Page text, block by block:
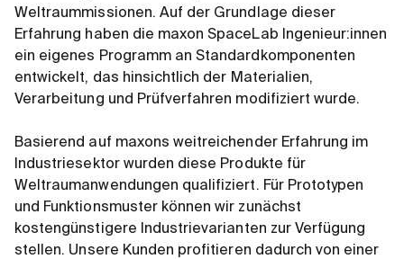
Weltraummissionen. Auf der Grundlage dieser
Erfahrung haben die maxon SpaceLab Ingenieur:innen
ein eigenes Programm an Standardkomponenten
entwickelt, das hinsichtlich der Materialien,
Verarbeitung und Prüfverfahren modifiziert wurde.
Basierend auf maxons weitreichender Erfahrung im
Industriesektor wurden diese Produkte für
Weltraumanwendungen qualifiziert. Für Prototypen
und Funktionsmuster können wir zunächst
kostengünstigere Industrievarianten zur Verfügung
stellen. Unsere Kunden profitieren dadurch von einer